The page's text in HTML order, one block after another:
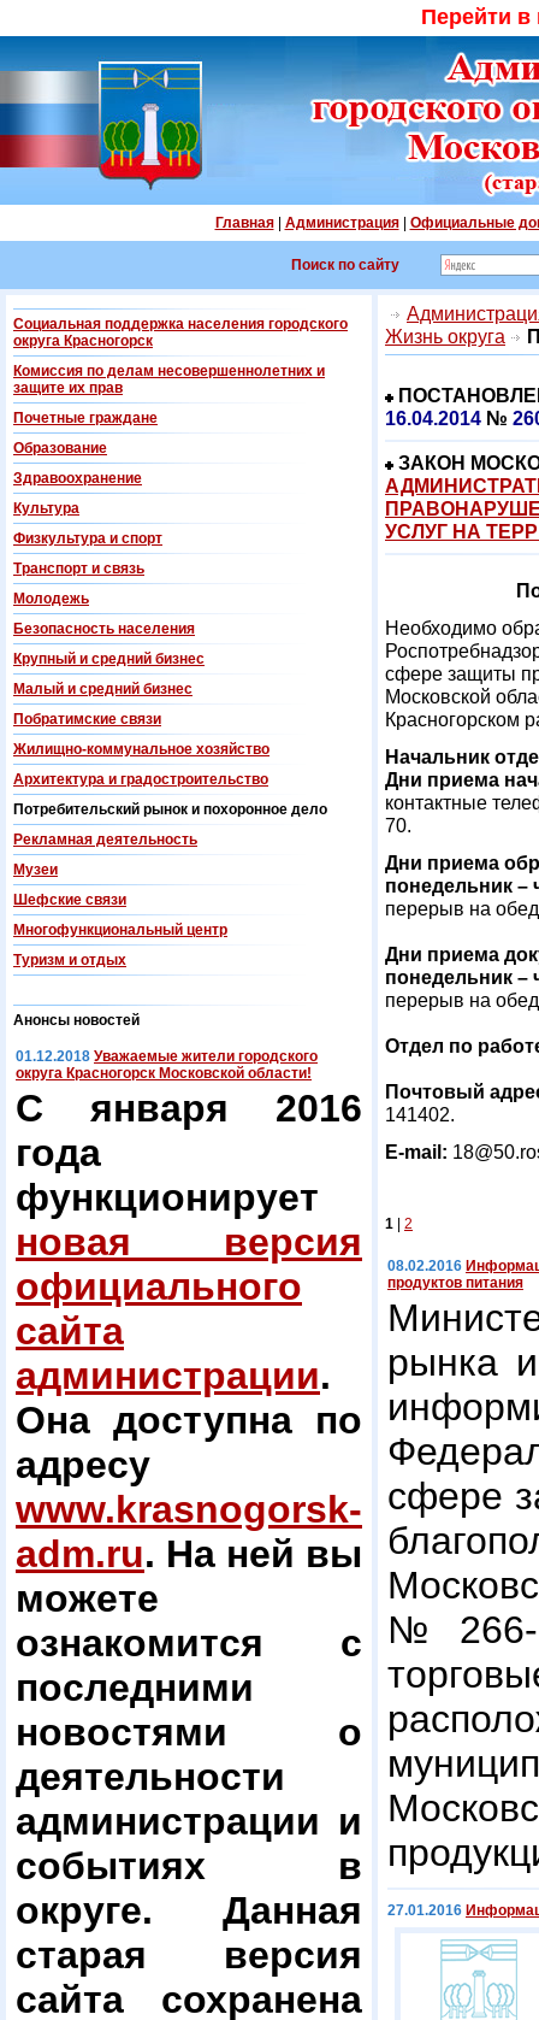
Перейти
Главная| Администрация| Официальные
Поиск по сайту
Социальная поддержка населения городского
округа Красногорск
Комиссия по делам несовершеннолетних и
защите их прав
Почетные граждане
Образование
Здравоохранение
Культура
Физкультура и спорт
Транспорт и связь
Молодежь
Безопасность населения
Крупный и средний бизнес
Малый и средний бизнес
Побратимские связи
Жилищно-коммунальное хозяйство
Архитектура и градостроительство
Потребительский рынок и похоронное дело
Рекламная деятельность
Музеи
Шефские связи
Многофункциональный центр
Туризм и отдых
Анонсы новостей
01.12.2018 Уважаемые жители городского
округа Красногорск Московской области!
С января 2016
года
функционирует
новая версия
официального
сайта
администрации.
Она доступна по
адресу
www.krasnogorsk-
adm.ru. На ней вы
можете
ознакомится с
последними
новостями о
деятельности
администрации и
событиях в
округе. Данная
старая версия
сайта сохранена
Жизнь округа
16.04.2014 №
ЗАКОН
УСЛУГ НА
Необходимо
сфере защиты
Московской
Красногорском
Начальник
Дни приема
контактные
70.
Дни приема
понедельник –
перерыв на
Дни приема
понедельник –
перерыв на
Отдел по
Почтовый
141402.
E-mail:
1 2
08.02.2016
продуктов питания
рынка
сфере
№ 266-
27.01.2016